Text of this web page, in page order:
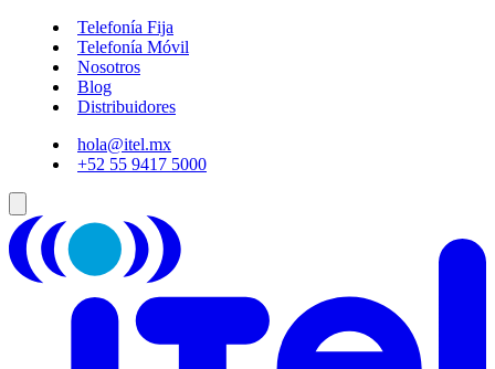
Telefonía Fija
Telefonía Móvil
Nosotros
Blog
Distribuidores
hola@itel.mx
+52 55 9417 5000